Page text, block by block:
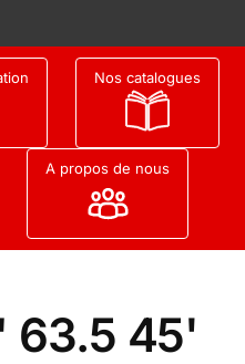
Nos catalogues
A propos de nous
63.5 45'